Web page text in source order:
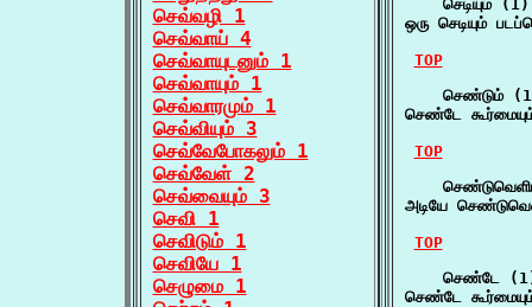
செவ்வழி 1
செவ்வாய் 4
செவ்வாயுடனும் 1
செவ்வாயும் 1
செவ்வாரமும் 1
செவ்வியும் 3
செவ்வேபோகலும் 1
செவ்வேள் 2
செவ்வையும் 3
செவி 1
செவிடும் 1
செவியே 1
செழுமை 1
    செடியும் (1)
ஒரு செடியும்
TOP
செண்டும்
செண்டே
TOP
அடியே
TOP
செண்டே
செண்டே